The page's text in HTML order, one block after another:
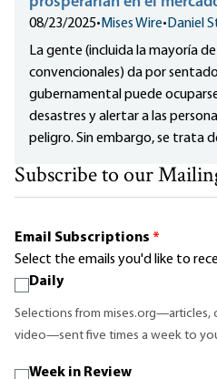
08/23/2025• Mises Wire• Daniel
La gente (incluida la mayoría
convencionales) da por
gubernamental puede
desastres y alertar a las
peligro. Sin embargo, se trata
Subscribe to our
Email Subscriptions *
Select the emails you'd like to
Daily
Selections from mises.org—articles,
video—sent five times a week to
Week in Review